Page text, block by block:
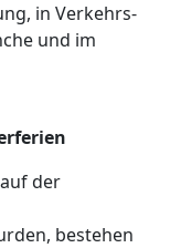
in Verkehrs-
und im
der
bestehen